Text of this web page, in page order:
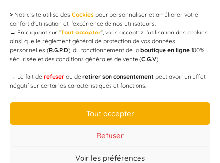
> Notre site utilise des Cookies pour personnaliser et améliorer votre
confort d'utilisation et l’expérience de nos utilisateurs.
→ En cliquant sur ”Tout accepter”, vous acceptez l’utilisation des cookies
ainsi que le règlement général de protection de vos données
personnelles (R.G.P.D), du fonctionnement de la boutique en ligne 100%
sécurisée et des conditions générales de vente (C.G.V).
→ Le fait de refuser ou de retirer son consentement peut avoir un effet
négatif sur certaines caractéristiques et fonctions.
Tout accepter
Refuser
Voir les préférences
Newsletter
email